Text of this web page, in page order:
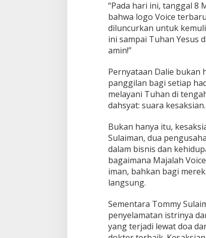
“Pada hari ini, tanggal 8
bahwa logo Voice
diluncurkan untuk
ini sampai Tuhan Yesus
amin!”
Pernyataan Dalie bukan
panggilan bagi setiap
melayani Tuhan di
dahsyat: suara kesaksian.
Bukan hanya itu,
Sulaiman, dua
dalam bisnis dan
bagaimana Majalah
iman, bahkan bagi
langsung.
Sementara Tommy
penyelamatan istrinya
yang terjadi lewat doa